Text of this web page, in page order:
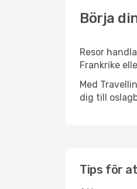
Börja
Resor
Frankrike
Med
dig till
Tips för